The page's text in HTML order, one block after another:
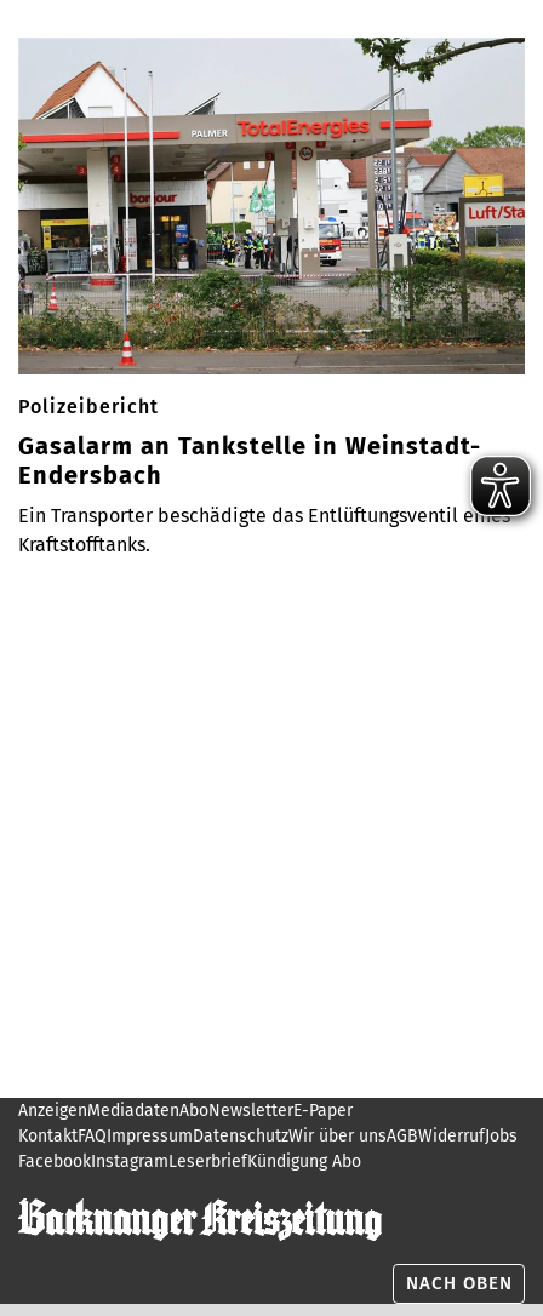
Polizeibericht
Gasalarm an Tankstelle in Weinstadt-
Endersbach
Ein Transporter beschädigte das Entlüftungsventil eines
Kraftstofftanks.
AnzeigenMediadatenAboNewsletterE-Paper
KontaktFAQImpressumDatenschutzWir über unsAGBWiderrufJobs
FacebookInstagramLeserbriefKündigung Abo
NACH OBEN